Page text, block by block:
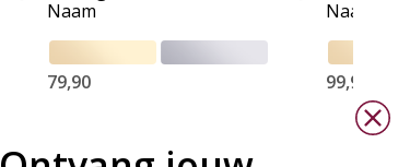
Naam
79,90 99,90